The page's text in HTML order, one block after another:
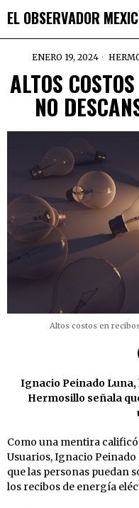
EL OBSERVADOR
ENERO 19, 2024
ALTOS
NO
Altos costos en
Ignacio Peinado Luna,
Hermosillo señala
Como una mentira
Usuarios, Ignacio
que las personas puedan
los recibos de energía